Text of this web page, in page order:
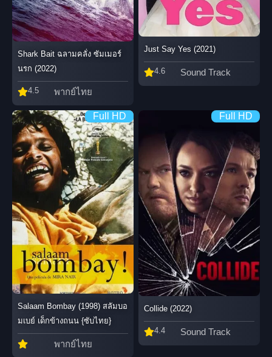
Shark Bait ฉลามคลั่ง ซัมเมอร์
นรก (2022)
4.5 พากย์ไทย
Just Say Yes (2021)
4.6 Sound Track
Full HD
Salaam Bombay (1998) สลัมบอ
มเบย์ เด็กข้างถนน {ซับไทย}
พากย์ไทย
Full HD
Collide (2022)
4.4 Sound Track